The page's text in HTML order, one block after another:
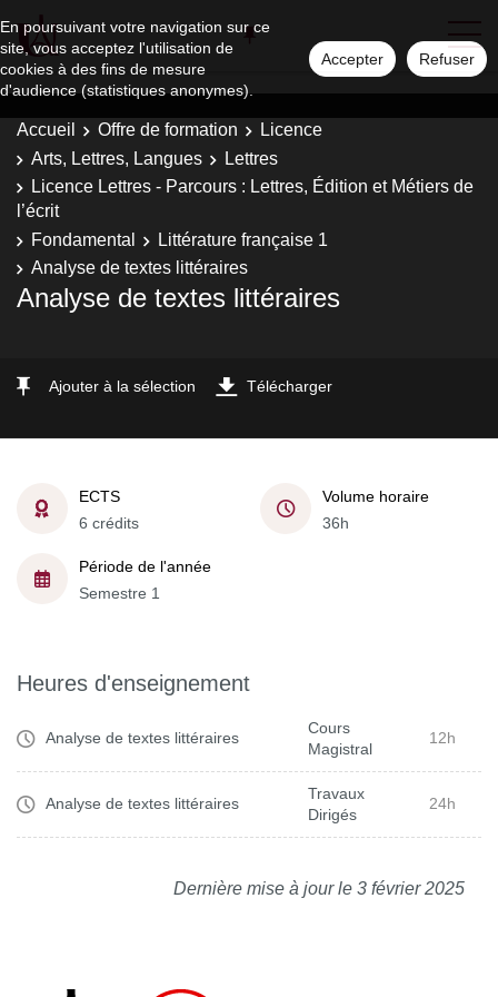
En poursuivant votre navigation sur ce
site, vous acceptez l'utilisation de
cookies à des fins de mesure
d'audience (statistiques anonymes).
Accepter Refuser
Accueil Offre de formation
Licence
Arts, Lettres, Langues
Lettres
Licence Lettres - Parcours : Lettres, Édition et Métiers de
l’écrit
Fondamental
Littérature française 1
Analyse de textes littéraires
Analyse de textes littéraires
Ajouter à la sélection Télécharger
ECTS
6 crédits
Volume horaire
36h
Période de l'année
Semestre 1
Heures d'enseignement
Analyse de textes littéraires
Cours
Magistral
12h
Analyse de textes littéraires
Travaux
Dirigés
24h
Dernière mise à jour le 3 février 2025